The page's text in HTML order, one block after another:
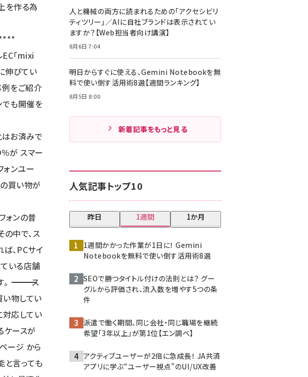
を作る為
EC「mixi
伸びてい
例をご紹介
でも開催を
はお済みで
39％が スマー
ォンユー
買い物が
ォンの普
中で、ス
、PCサイ
いる店舗
ス
い物してい
対応してい
ケースが
ージ から
と言っても
人と機械の両方に読まれるための「アクセシビリ
ティツリー」／AIに自社ブランドは表示されてい
ますか？【Web担当者向け講演】
8月6日 7:04
明日からすぐに使える、Gemini Notebookを無
料で使い倒す活用術8選【週間ランキング】
8月5日 8:00
新着記事をもっと見る
人気記事トップ10
昨日 1週間 1か月
1週間かかった作業が1日に！ Gemini
Notebookを無料で使い倒す活用術8選
SEOで勝つタイトル付けの法則とは？ グー
グルから評価され、流入数を増やす5つの条
件
派遣で働く期間、同じ会社・同じ職場を継続
希望「3年以上」が第1位【エン調べ】
アクティブユーザーが2倍に急成長！ JA共済
アプリに学ぶ“ユーザー視点”のUI/UX改善